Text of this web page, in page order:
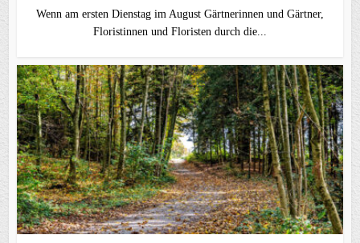
Wenn am ersten Dienstag im August Gärtnerinnen und Gärtner,
Floristinnen und Floristen durch die...